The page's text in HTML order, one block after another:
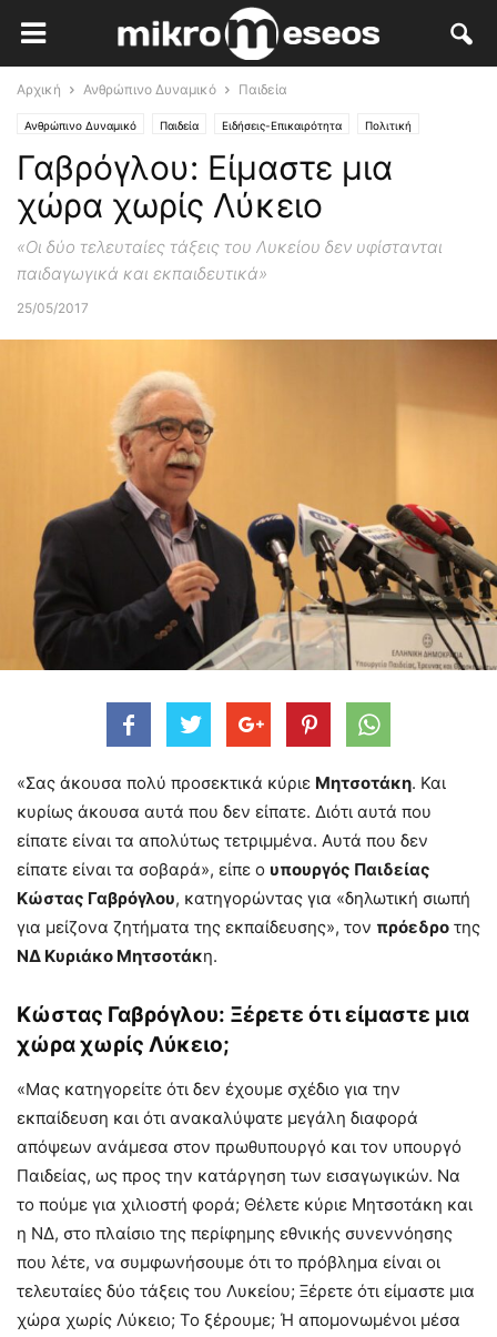
Αρχική Ανθρώπινο Δυναμικό Παιδεία
Ανθρώπινο Δυναμικό Παιδεία Ειδήσεις-Επικαιρότητα Πολιτική
Γαβρόγλου: Είμαστε μια
χώρα χωρίς Λύκειο
«Οι δύο τελευταίες τάξεις του Λυκείου δεν υφίστανται
παιδαγωγικά και εκπαιδευτικά»
25/05/2017
«Σας άκουσα πολύ προσεκτικά κύριε Μητσοτάκη. Και
κυρίως άκουσα αυτά που δεν είπατε. Διότι αυτά που
είπατε είναι τα απολύτως τετριμμένα. Αυτά που δεν
είπατε είναι τα σοβαρά», είπε ο υπουργός Παιδείας
Κώστας Γαβρόγλου, κατηγορώντας για «δηλωτική σιωπή
για μείζονα ζητήματα της εκπαίδευσης», τον πρόεδρο της
ΝΔ Κυριάκο Μητσοτάκη.
Κώστας Γαβρόγλου: Ξέρετε ότι είμαστε μια
χώρα χωρίς Λύκειο;
«Μας κατηγορείτε ότι δεν έχουμε σχέδιο για την
εκπαίδευση και ότι ανακαλύψατε μεγάλη διαφορά
απόψεων ανάμεσα στον πρωθυπουργό και τον υπουργό
Παιδείας, ως προς την κατάργηση των εισαγωγικών. Να
το πούμε για χιλιοστή φορά; Θέλετε κύριε Μητσοτάκη και
η ΝΔ, στο πλαίσιο της περίφημης εθνικής συνεννόησης
που λέτε, να συμφωνήσουμε ότι το πρόβλημα είναι οι
τελευταίες δύο τάξεις του Λυκείου; Ξέρετε ότι είμαστε μια
χώρα χωρίς Λύκειο; Το ξέρουμε; Ή απομονωμένοι μέσα